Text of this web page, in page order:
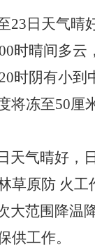
23日天气晴
时晴间多云
时阴有小
将冻至50厘
天气晴好
草原防 火工
大范围降温
供工作。